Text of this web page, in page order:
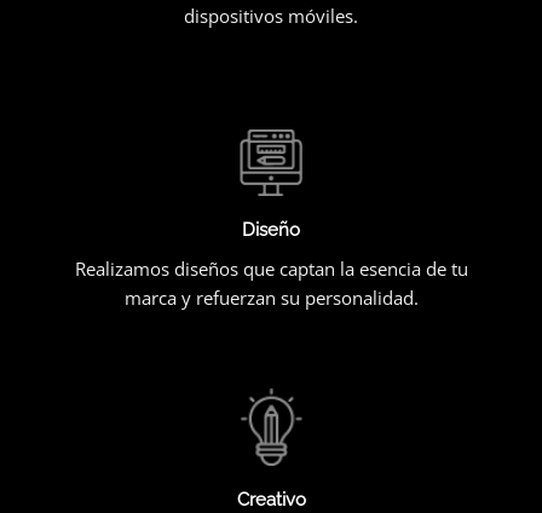
dispositivos móviles.
Diseño
Realizamos diseños que captan la esencia de tu
marca y refuerzan su personalidad.
Creativo